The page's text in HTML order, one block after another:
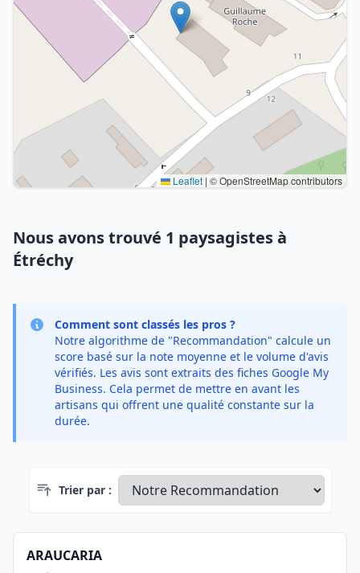
Leaflet | © OpenStreetMap contributors
Nous avons trouvé 1 paysagistes à
Étréchy
Comment sont classés les pros ?
Notre algorithme de "Recommandation" calcule un
score basé sur la note moyenne et le volume d'avis
vérifiés. Les avis sont extraits des fiches Google My
Business. Cela permet de mettre en avant les
artisans qui offrent une qualité constante sur la
durée.
Trier par :
ARAUCARIA